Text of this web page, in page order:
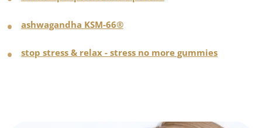
ashwagandha KSM-66®
stop stress & relax - stress no more gummies